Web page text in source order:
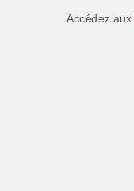
Accédez aux